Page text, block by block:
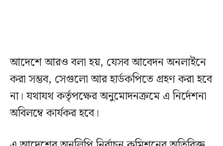
আদেশে আরও বলা হয়, যেসব আবেদন অনলাইনে
করা সম্ভব, সেগুলো আর হার্ডকপিতে গ্রহণ করা হবে
না। যথাযথ কর্তৃপক্ষের অনুমোদনক্রমে এ নির্দেশনা
অবিলম্বে কার্যকর হবে।